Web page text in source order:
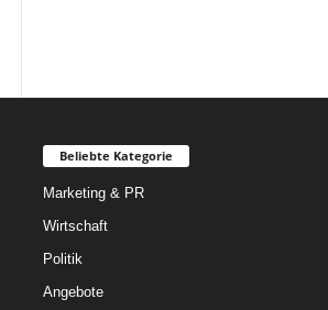
Beliebte Kategorie
Marketing & PR
Wirtschaft
Politik
Angebote